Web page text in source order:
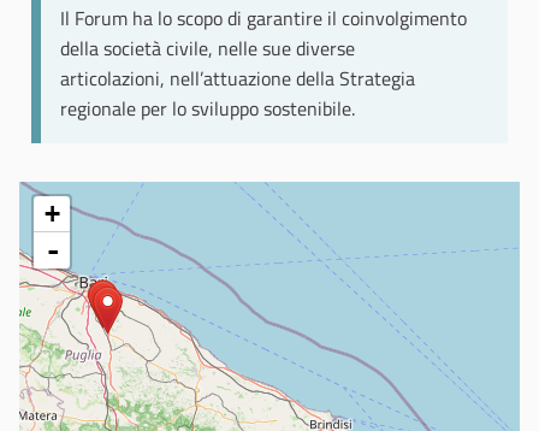
Il Forum ha lo scopo di garantire il coinvolgimento
della società civile, nelle sue diverse
articolazioni, nell’attuazione della Strategia
regionale per lo sviluppo sostenibile.
+
-